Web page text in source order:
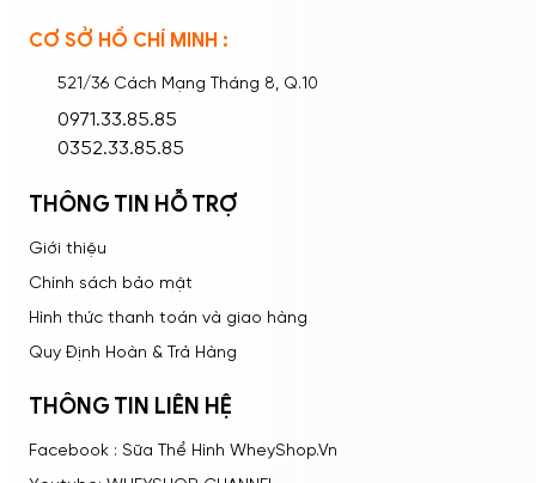
Ghi nhớ mật khẩu
CƠ SỞ HỒ CHÍ MINH :
521/36 Cách Mạng Tháng 8, Q.10
0971.33.85.85
0352.33.85.85
THÔNG TIN HỖ TRỢ
Giới thiệu
Chính sách bảo mật
Hình thức thanh toán và giao hàng
Quy Định Hoàn & Trả Hàng
THÔNG TIN LIÊN HỆ
Facebook : Sữa Thể Hình WheyShop.Vn